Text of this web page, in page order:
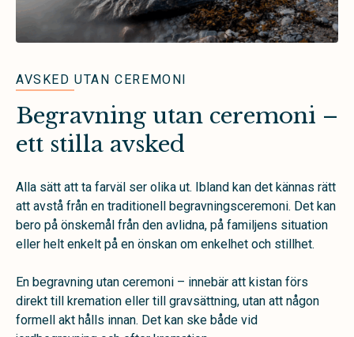
AVSKED UTAN CEREMONI
Begravning utan ceremoni –
ett stilla avsked
Alla sätt att ta farväl ser olika ut. Ibland kan det kännas rätt
att avstå från en traditionell begravningsceremoni. Det kan
bero på önskemål från den avlidna, på familjens situation
eller helt enkelt på en önskan om enkelhet och stillhet.
En begravning utan ceremoni – innebär att kistan förs
direkt till kremation eller till gravsättning, utan att någon
formell akt hålls innan. Det kan ske både vid